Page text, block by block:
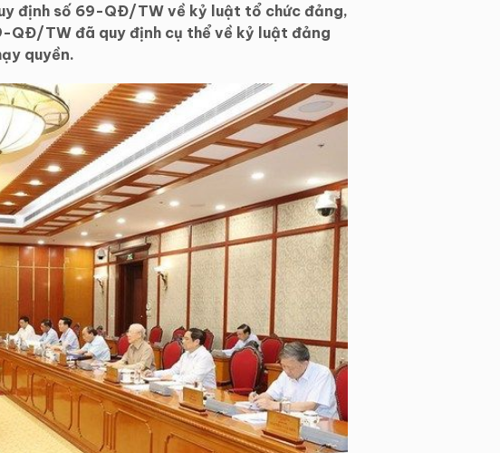
định số 69-QÐ/TW về kỷ luật tổ chức đảng,
QÐ/TW đã quy định cụ thể về kỷ luật đảng
quyền.